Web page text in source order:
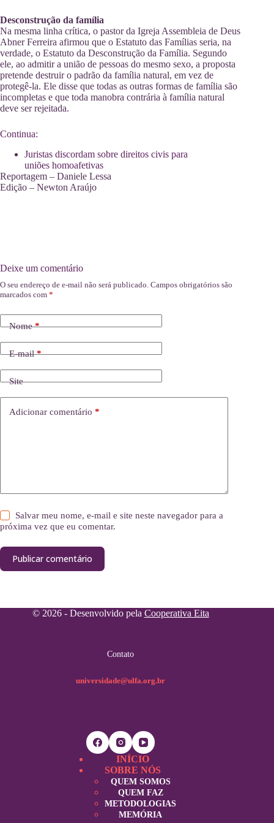
Desconstrução da família
Na mesma linha crítica, o pastor da Igreja Assembleia de Deus
Abner Ferreira afirmou que o Estatuto das Famílias seria, na
verdade, o Estatuto da Desconstrução da Família. Segundo
ele, ao admitir a união de pessoas do mesmo sexo, a proposta
pretende destruir o padrão da família natural, em vez de
protegê-la. Ele disse que todas as outras formas de família são
incompletas e que toda manobra contrária à família natural
deve ser rejeitada.
Continua:
Juristas discordam sobre direitos civis para
uniões homoafetivas
Reportagem – Daniele Lessa
Edição – Newton Araújo
Deixe um comentário
O seu endereço de e-mail não será publicado. Campos obrigatórios são
marcados com *
Nome*
E-mail*
Site
Adicionar comentário *
Salvar meu nome, e-mail e site neste navegador para a
próxima vez que eu comentar.
Publicar comentário
© 2026 - Desenvolvido pela Cooperativa Eita
Contato
universidade@ulfa.org.br
INÍCIO
SOBRE NÓS
QUEM SOMOS
QUEM FAZ
METODOLOGIAS
MEMÓRIA